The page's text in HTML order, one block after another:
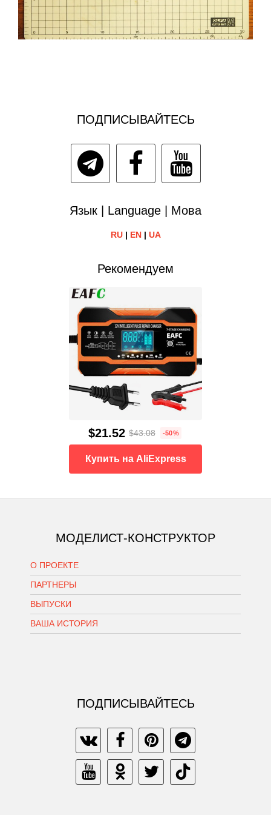
ПОДПИСЫВАЙТЕСЬ
Язык | Language | Мова
RU| EN| UA
Рекомендуем
$21.52 $43.08 -50%
Купить на AliExpress
МОДЕЛИСТ-КОНСТРУКТОР
О ПРОЕКТЕ
ПАРТНЕРЫ
ВЫПУСКИ
ВАША ИСТОРИЯ
ПОДПИСЫВАЙТЕСЬ